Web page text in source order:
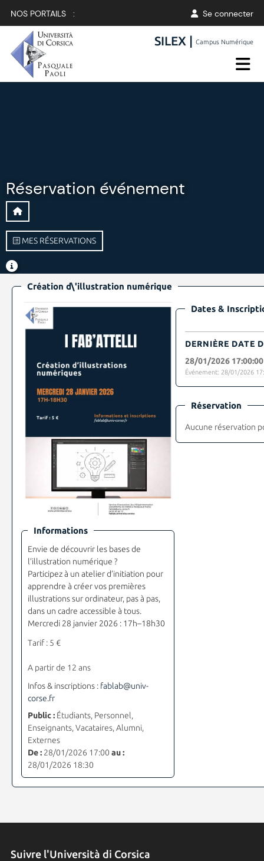
NOS PORTAILS : Se connecter
SILEX |Campus Numérique
Réservation événement
MES RÉSERVATIONS
Création d\'illustration numérique
Informations
Envie de découvrir les bases de
l’illustration numérique ?
Participez à un atelier d’initiation pour
apprendre à créer vos premières
illustrations sur ordinateur, pas à pas,
dans un cadre accessible à tous.
Mercredi 28 janvier 2026 : 17h–18h30
Tarif : 5 €
A partir de 12 ans
Infos & inscriptions : fablab@univ-
corse.fr
Public :Étudiants, Personnel,
Enseignants, Vacataires, Alumni,
Externes
De :28/01/2026 17:00 au :
28/01/2026 18:30
Dates &
DERNIÈRE DATE
28/01/2026 17:00:00
Événement: 28/01/2026
Réservation
Aucune réservation
Suivre l'Università di Corsica